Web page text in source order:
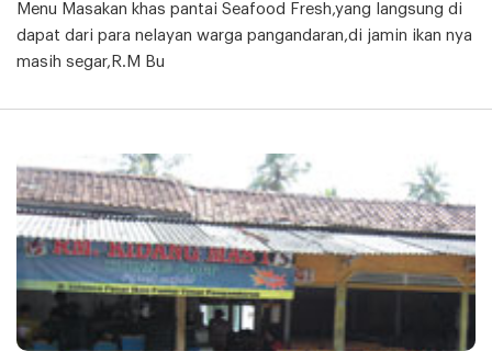
Menu Masakan khas pantai Seafood Fresh,yang langsung di
dapat dari para nelayan warga pangandaran,di jamin ikan nya
masih segar,R.M Bu